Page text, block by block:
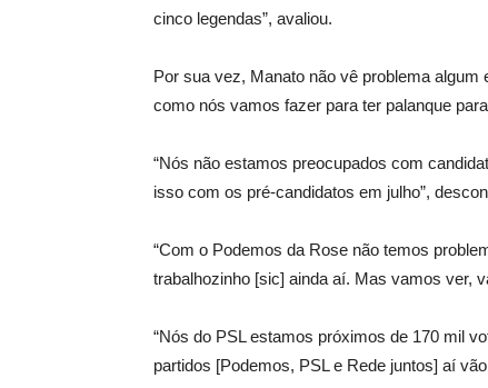
cinco legendas”, avaliou.
Por sua vez, Manato não vê problema
como nós vamos fazer para ter palanque
“Nós não estamos preocupados com
isso com os pré-candidatos em julho”,
“Com o Podemos da Rose não temos
trabalhozinho [sic] ainda aí. Mas vamos ver,
“Nós do PSL estamos próximos de 170 mil
partidos [Podemos, PSL e Rede juntos] aí